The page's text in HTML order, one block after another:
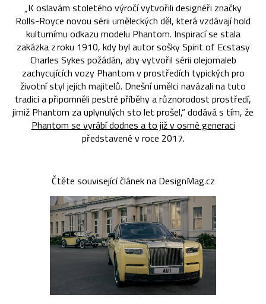
„K oslavám stoletého výročí vytvořili designéři značky
Rolls-Royce novou sérii uměleckých děl, která vzdávají hold
kulturnímu odkazu modelu Phantom. Inspirací se stala
zakázka z roku 1910, kdy byl autor sošky Spirit of Ecstasy
Charles Sykes požádán, aby vytvořil sérii olejomaleb
zachycujících vozy Phantom v prostředích typických pro
životní styl jejich majitelů. Dnešní umělci navázali na tuto
tradici a připomněli pestré příběhy a různorodost prostředí,
jimiž Phantom za uplynulých sto let prošel,“ dodává s tím, že
Phantom se vyrábí dodnes a to již v osmé generaci
představené v roce 2017.
Čtěte související článek na DesignMag.cz